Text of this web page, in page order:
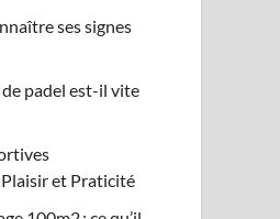
ses signes
padel est-il vite
et Praticité